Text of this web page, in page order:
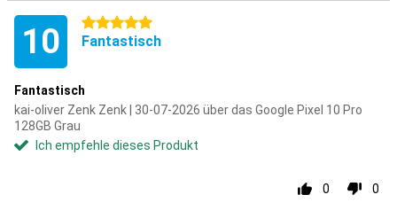
10 5 Sterne
Fantastisch
Fantastisch
kai-oliver Zenk Zenk | 30-07-2026 über das Google Pixel 10 Pro
128GB Grau
Ich empfehle dieses Produkt
0 0